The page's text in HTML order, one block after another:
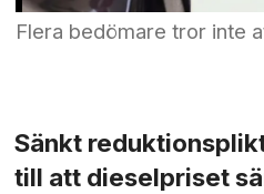
Flera bedömare tror inte att sänkt reduktionsplikt kommer att innebära den ekonomiska lättnad för hushållen som regeringen
Sänkt
till att dieselpriset